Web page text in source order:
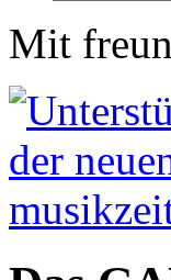
Mit